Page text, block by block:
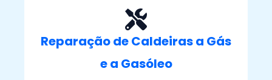
Reparação de Caldeiras a Gás
e a Gasóleo